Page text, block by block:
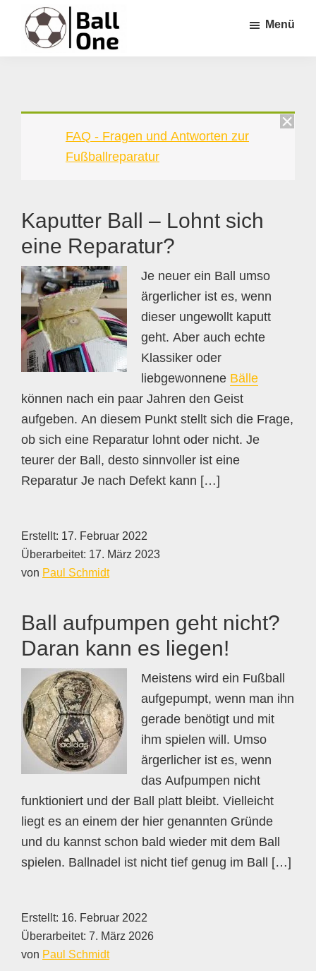
Inhalt
springen
Seitenspalte
springen
Fußzeile
springen
Menü
FAQ - Fragen und Antworten zur
Fußballreparatur
Kaputter Ball – Lohnt sich
eine Reparatur?
Je neuer ein Ball umso
ärgerlicher ist es, wenn
dieser ungewollt kaputt
geht. Aber auch echte
Klassiker oder
liebgewonnene Bälle
können nach ein paar Jahren den Geist
aufgeben. An diesem Punkt stellt sich die Frage,
ob sich eine Reparatur lohnt oder nicht. Je
teurer der Ball, desto sinnvoller ist eine
Reparatur Je nach Defekt kann […]
Erstellt: 17. Februar 2022
Überarbeitet: 17. März 2023
von Paul Schmidt
Ball aufpumpen geht nicht?
Daran kann es liegen!
Meistens wird ein Fußball
aufgepumpt, wenn man ihn
gerade benötigt und mit
ihm spielen will. Umso
ärgerlicher ist es, wenn
das Aufpumpen nicht
funktioniert und der Ball platt bleibt. Vielleicht
liegt es an einem der hier genannten Gründe
und du kannst schon bald wieder mit dem Ball
spielen. Ballnadel ist nicht tief genug im Ball […]
Erstellt: 16. Februar 2022
Überarbeitet: 7. März 2026
von Paul Schmidt